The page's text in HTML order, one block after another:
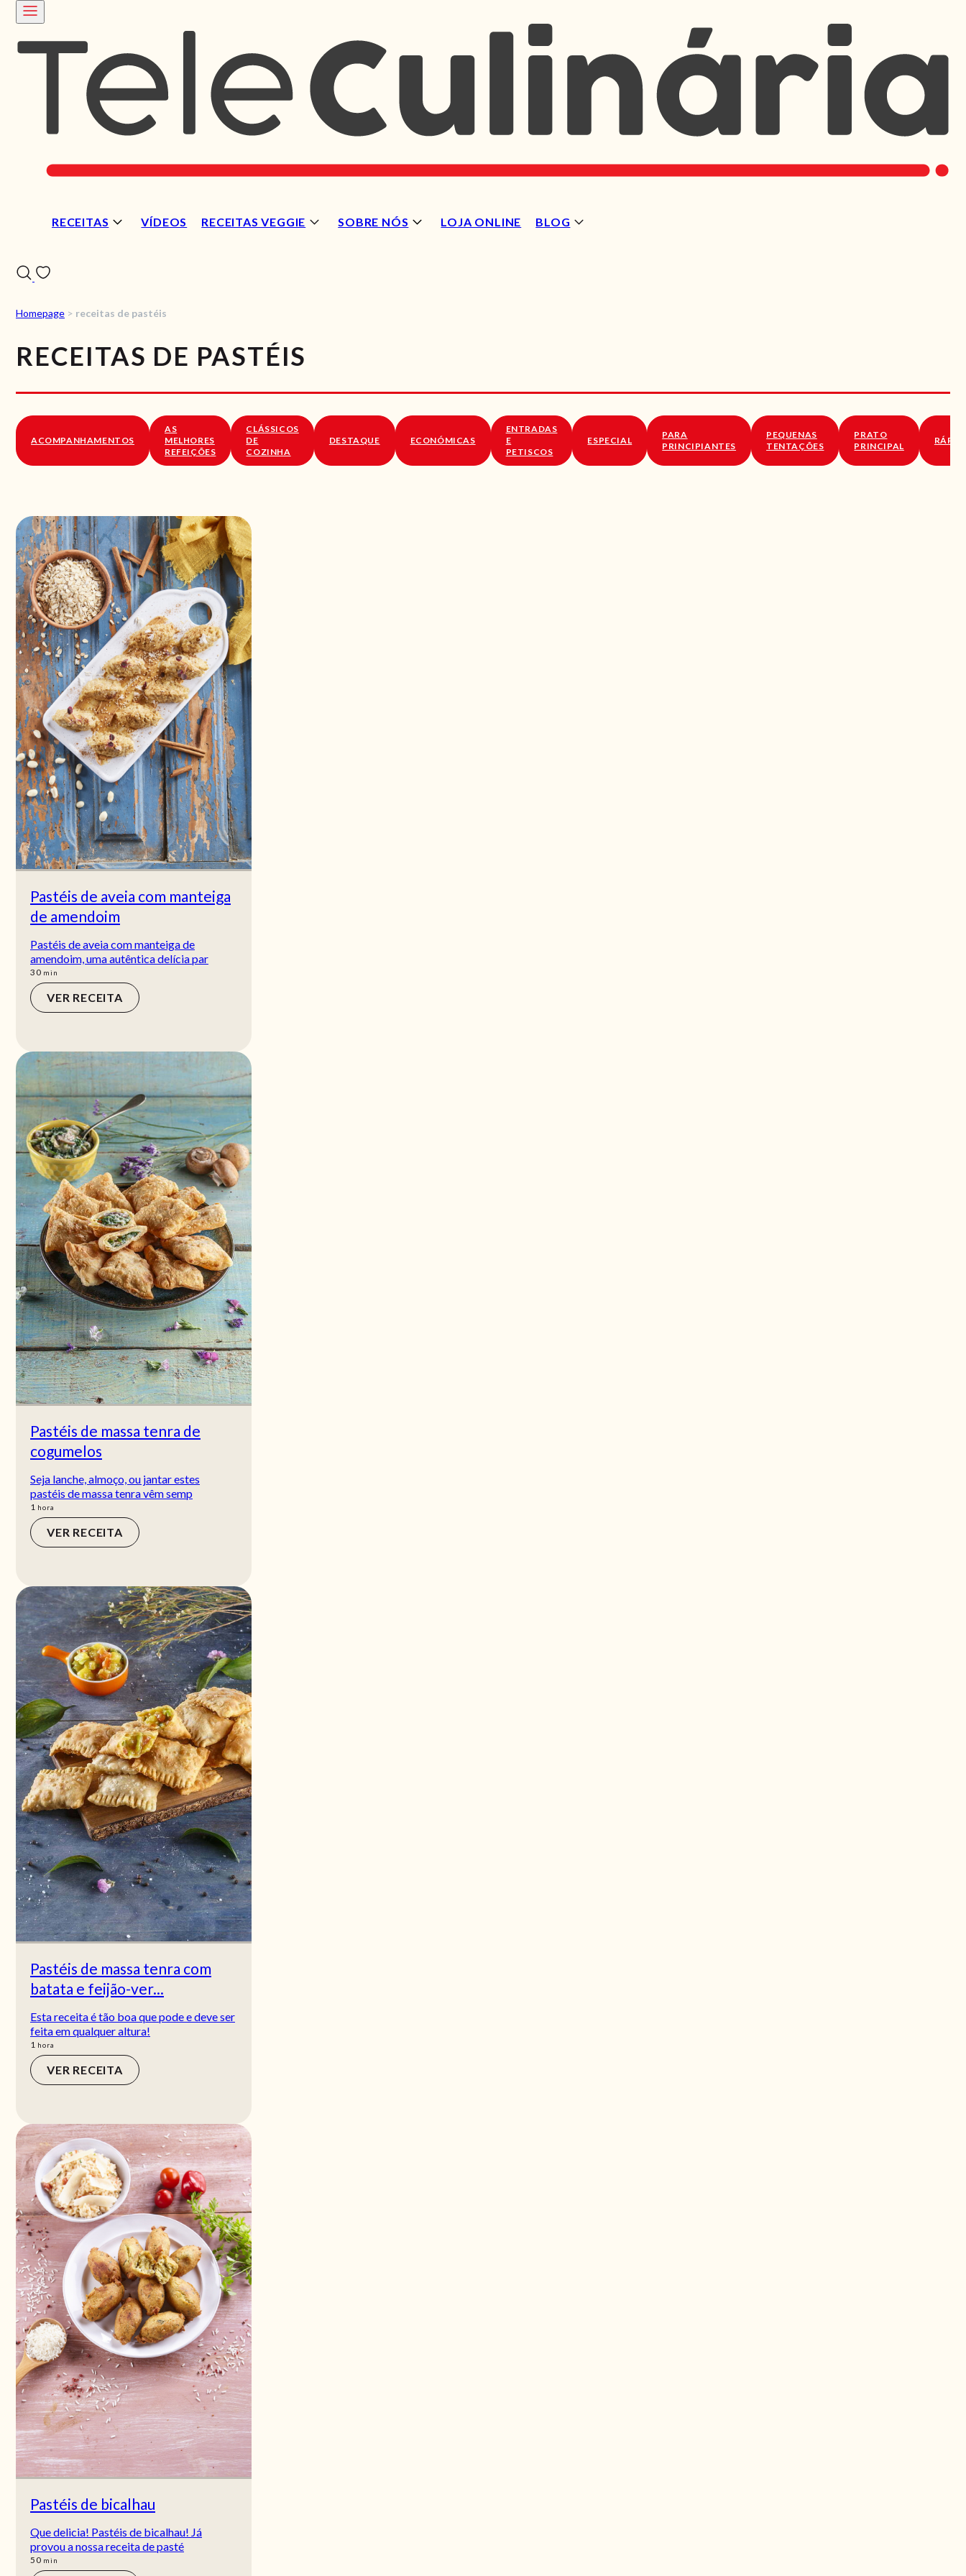
RECEITAS VÍDEOS RECEITAS VEGGIE SOBRE NÓS LOJA ONLINE BLOG
SOBRE NÓS
Homepage > receitas de pastéis
RECEITAS DE PASTÉIS
ACOMPANHAMENTOS
AS
MELHORES
REFEIÇÕES
CLÁSSICOS
DE
COZINHA
DESTAQUE ECONÓMICAS
ENTRADAS
E
PETISCOS
ESPECIAL
PARA
PRINCIPIANTES
PEQUENAS
TENTAÇÕES
PRATO
PRINCIPAL
Pastéis de aveia com manteiga
de amendoim
Pastéis de aveia com manteiga de
amendoim, uma autêntica delícia par
30min
min
VER RECEITA
Pastéis de massa tenra de
cogumelos
Seja lanche, almoço, ou jantar estes
pastéis de massa tenra vêm semp
1 hora
hora
VER RECEITA
Pastéis de massa tenra com
batata e feijão-ver...
Esta receita é tão boa que pode e deve ser
feita em qualquer altura!
1 hora
hora
VER RECEITA
Pastéis de bicalhau
Que delicia! Pastéis de bicalhau! Já
provou a nossa receita de pasté
50min
min